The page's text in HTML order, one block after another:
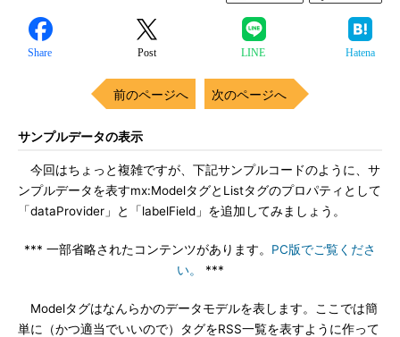
Share Post LINE Hatena
前のページへ 次のページへ
サンプルデータの表示
今回はちょっと複雑ですが、下記サンプルコードのように、サ
ンプルデータを表すmx:ModelタグとListタグのプロパティとして
「dataProvider」と「labelField」を追加してみましょう。
*** 一部省略されたコンテンツがあります。 PC版でご覧くださ
い。
***
Modelタグはなんらかのデータモデルを表します。ここでは簡
単に（かつ適当でいいので）タグをRSS一覧を表すように作って